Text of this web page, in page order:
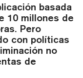
basada
10 millones de
Pero
con políticas
no
de